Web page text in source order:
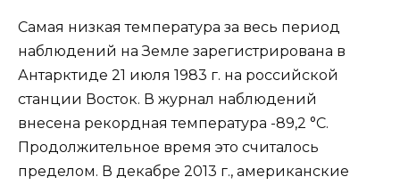
Самая низкая температура за весь период
наблюдений на Земле зарегистрирована в
Антарктиде 21 июля 1983 г. на российской
станции Восток. В журнал наблюдений
внесена рекордная температура -89,2 °С.
Продолжительное время это считалось
пределом. В декабре 2013 г., американские